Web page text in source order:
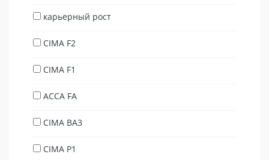
карьерный рост
CIMA F2
CIMA F1
ACCA FA
CIMA BA3
CIMA P1